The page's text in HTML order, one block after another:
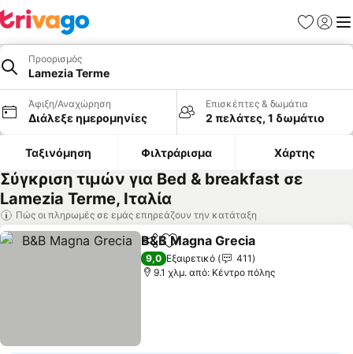
Προορισμός
Lamezia Terme
Άφιξη/Αναχώρηση
Διάλεξε ημερομηνίες
Επισκέπτες & δωμάτια
2 πελάτες, 1 δωμάτιο
Ταξινόμηση Φιλτράρισμα Χάρτης
Σύγκριση τιμών για Bed & breakfast σε
Lamezia Terme, Ιταλία
Πώς οι πληρωμές σε εμάς επηρεάζουν την κατάταξη
Κοινοποίηση
Προσθήκη στα αγαπημένα
B&B Magna Grecia
9,0 Εξαιρετικό
411
9.1 χλμ. από: Κέντρο πόλης